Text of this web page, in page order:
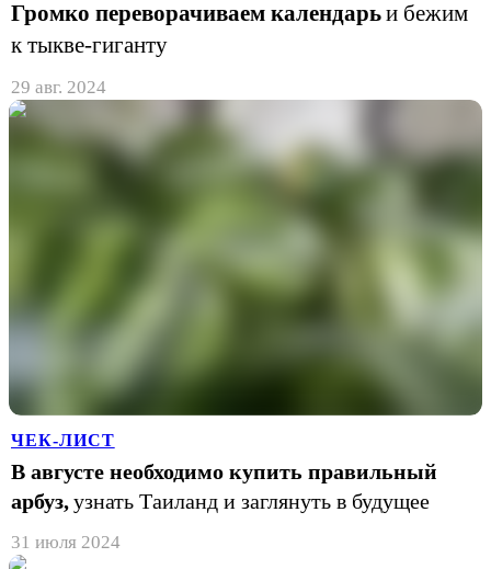
Громко переворачиваем календарьи бежим
к тыкве-гиганту
29 авг. 2024
ЧЕК-ЛИСТ
В августе необходимо купить правильный
арбуз,узнать Таиланд и заглянуть в будущее
31 июля 2024